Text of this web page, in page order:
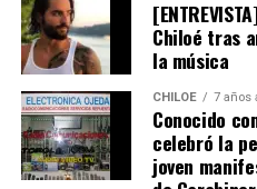
emprendió una caminata de
conseguir tal fin. Entonces,
Gómez para ponerse en el
misma realidad, el Duchenne,
grandes” diferencias?
Voces al unísono se
Chiloé tras
la música
CHILOE 7 años
Conocido
celebró la
joven